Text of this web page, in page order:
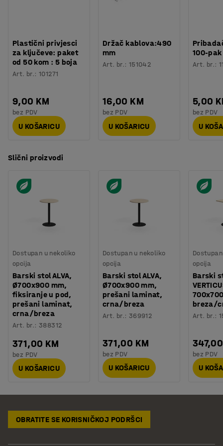
dinamično okruženje koje poziva na opuštene razgovore.
Procjena vremena:
Težina: 21,85 kg
Montaža: Dolazi nesastavljeno
Kvaliteta - Eko oznaka
Möbelfakta 120251023
Plastični privjesci
za ključeve: paket
od 50 kom : 5 boja
Art. br.:101271
9,00 KM
bez PDV
U KOŠARICU
Držač kablova:490
mm
Art. br.: 151042
16,00 KM
bez PDV
U KOŠARICU
100-pak
Art. br.:
5,00
bez PDV
U
Slični proizvodi
Dostupan u nekoliko
opcija
Barski stol ALVA,
Ø700x900 mm,
fiksiranje u pod,
prešani laminat,
crna/breza
Art. br.:388312
371,00 KM
bez PDV
U KOŠARICU
Dostupan u nekoliko
opcija
Barski stol ALVA,
Ø700x900 mm,
prešani laminat,
crna/breza
Art. br.: 369912
371,00 KM
bez PDV
U KOŠARICU
opcija
Barski
breza/
Art. br.:
bez PDV
U
OBRATITE SE KORISNIČKOJ PODRŠCI